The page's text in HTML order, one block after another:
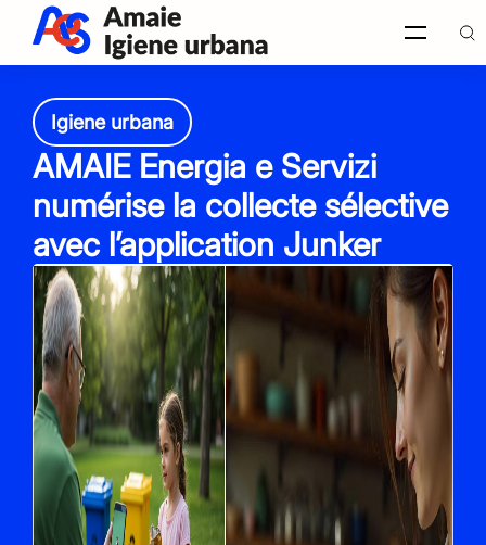
sur le
site
Italiano
English
Français
Igiene urbana
AMAIE Energia e Servizi
numérise la collecte sélective
avec l’application Junker